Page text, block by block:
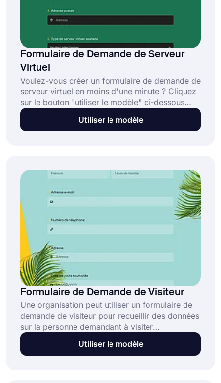
Formulaire de Demande de Serveur
Virtuel
Voulez-vous créer un formulaire de demande de
serveur virtuel en moins d'une minute ? Cliquez
sur le bouton "utiliser le modèle" ci-dessous
pour commencer à construire votre formulaire.
Vous pouvez choisir de nombreuses
Utiliser le modèle
Formulaire de Demande de Visiteur
Une organisation peut utiliser un formulaire de
demande de visiteur pour recueillir des données
sur la personne demandant à visiter
l'organisation ou ses installations. Vous pouvez
utiliser un formulaire de demande de visiteur
Utiliser le modèle